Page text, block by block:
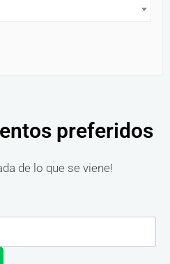
preferidos
de lo que se viene!